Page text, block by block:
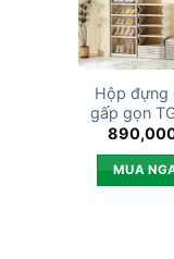
Hộp đựng
gấp gọn
MUA